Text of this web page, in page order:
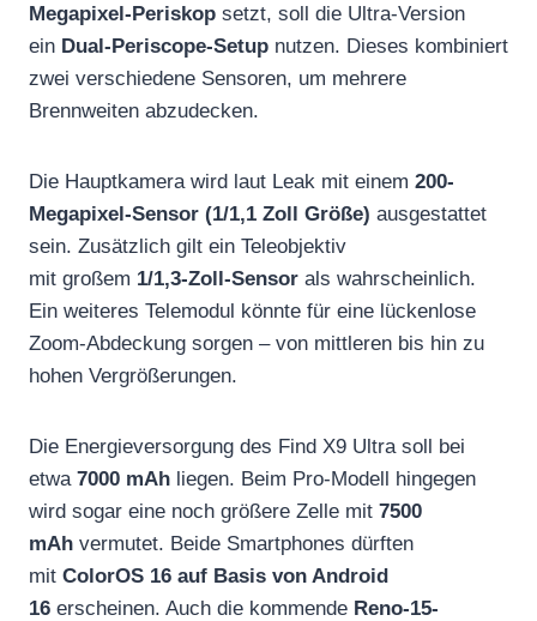
Megapixel-Periskop setzt, soll die Ultra-Version
ein Dual-Periscope-Setup nutzen. Dieses kombiniert
zwei verschiedene Sensoren, um mehrere
Brennweiten abzudecken.
Die Hauptkamera wird laut Leak mit einem 200-
Megapixel-Sensor (1/1,1 Zoll Größe) ausgestattet
sein. Zusätzlich gilt ein Teleobjektiv
mit großem 1/1,3-Zoll-Sensor als wahrscheinlich.
Ein weiteres Telemodul könnte für eine lückenlose
Zoom-Abdeckung sorgen – von mittleren bis hin zu
hohen Vergrößerungen.
Die Energieversorgung des Find X9 Ultra soll bei
etwa 7000 mAh liegen. Beim Pro-Modell hingegen
wird sogar eine noch größere Zelle mit 7500
mAh vermutet. Beide Smartphones dürften
mit ColorOS 16 auf Basis von Android
16 erscheinen. Auch die kommende Reno-15-